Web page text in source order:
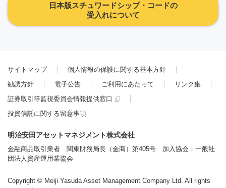
日本版スチュワードシップ・コードの
受入れについて
サイトマップ
個人情報の保護に関する基本方針
勧誘方針
電子公告 ご利用にあたって
リンク集
証券取引等監視委員会情報提供窓口
投資信託に関する留意事項
明治安田アセットマネジメント株式会社
金融商品取引業者 関東財務局長（金商）第405号 加入協会：一般社
団法人資産運用業協会
Copyright © Meiji Yasuda Asset Management Company Ltd. All rights